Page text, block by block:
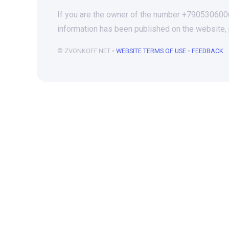
If you are the owner of the number
information has been published on the
© ZVONKOFF.NET • WEBSITE TERMS OF USE • FEEDBACK